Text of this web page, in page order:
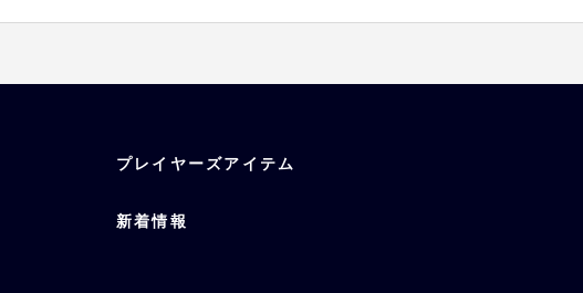
生産 本革「TATSUNO LEATHER」
プレイヤーズアイテム
新着情報